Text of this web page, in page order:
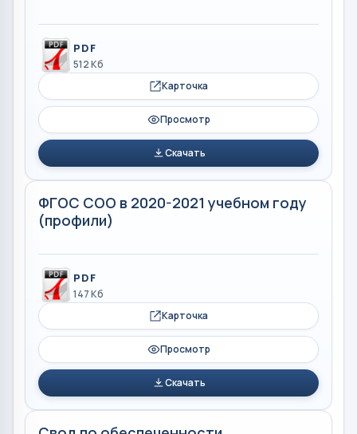
PDF
512 Кб
Карточка
Просмотр
Скачать
ФГОС СОО в 2020-2021 учебном году
(профили)
PDF
147 Кб
Карточка
Просмотр
Скачать